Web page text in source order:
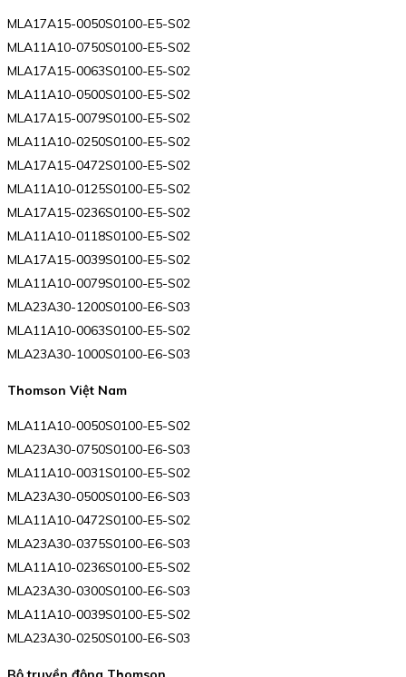
MLA17A15-0050S0100-E5-S02
MLA11A10-0750S0100-E5-S02
MLA17A15-0063S0100-E5-S02
MLA11A10-0500S0100-E5-S02
MLA17A15-0079S0100-E5-S02
MLA11A10-0250S0100-E5-S02
MLA17A15-0472S0100-E5-S02
MLA11A10-0125S0100-E5-S02
MLA17A15-0236S0100-E5-S02
MLA11A10-0118S0100-E5-S02
MLA17A15-0039S0100-E5-S02
MLA11A10-0079S0100-E5-S02
MLA23A30-1200S0100-E6-S03
MLA11A10-0063S0100-E5-S02
MLA23A30-1000S0100-E6-S03
Thomson Việt Nam
MLA11A10-0050S0100-E5-S02
MLA23A30-0750S0100-E6-S03
MLA11A10-0031S0100-E5-S02
MLA23A30-0500S0100-E6-S03
MLA11A10-0472S0100-E5-S02
MLA23A30-0375S0100-E6-S03
MLA11A10-0236S0100-E5-S02
MLA23A30-0300S0100-E6-S03
MLA11A10-0039S0100-E5-S02
MLA23A30-0250S0100-E6-S03